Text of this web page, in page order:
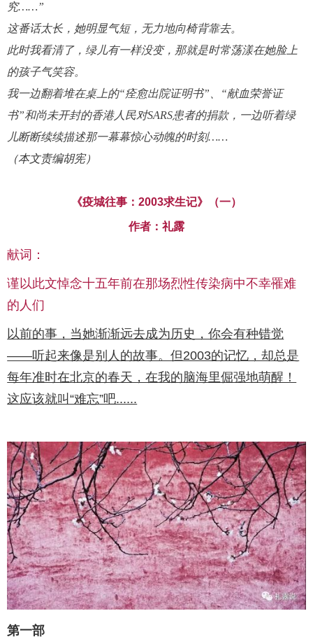
究……”
这番话太长，她明显气短，无力地向椅背靠去。
此时我看清了， 绿儿有一样没变，那就是时常荡漾在她脸上
的孩子气笑容。
我一边翻着堆在桌上的“痊愈出院证明书”、“献血荣誉证
书”和尚未开封的香港人民对SARS患者的捐款，一边听着绿
儿断断续续描述那一幕幕惊心动魄的时刻……
（本文责编胡宪）
《疫城往事：2003求生记》（一）
作者：礼露
献词：
谨以此文悼念十五年前在那场烈性传染病中不幸罹难
的人们
以前的事，当她渐渐远去成为历史，你会有种错觉
——听起来像是别人的故事。但2003的记忆，却总是
每年准时在北京的春天，在我的脑海里倔强地萌醒！
这应该就叫“难忘”吧......
第一部